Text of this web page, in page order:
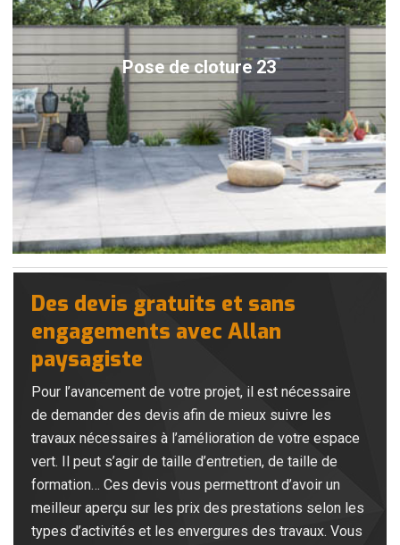
Pose de cloture 23
Des devis gratuits et sans
engagements avec Allan
paysagiste
Pour l’avancement de votre projet, il est nécessaire
de demander des devis afin de mieux suivre les
travaux nécessaires à l’amélioration de votre espace
vert. Il peut s’agir de taille d’entretien, de taille de
formation… Ces devis vous permettront d’avoir un
meilleur aperçu sur les prix des prestations selon les
types d’activités et les envergures des travaux. Vous